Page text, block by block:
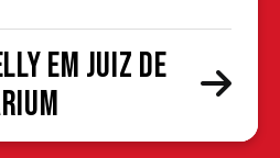
em Juiz de